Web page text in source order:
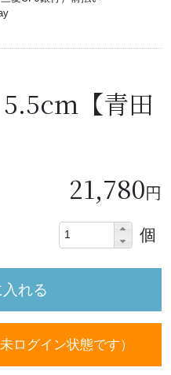
【青田
21,780円
個
ログイン状態です）